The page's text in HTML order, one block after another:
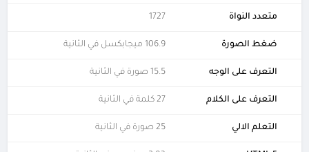
متعدد النواة 1727
ضغط الصورة 106.9 ميجابكسل في الثانية
التعرف على الوجه 15.5 صورة في الثانية
التعرف على الكلام 27 كلمة في الثانية
التعلم الالي 25 صورة في الثانية